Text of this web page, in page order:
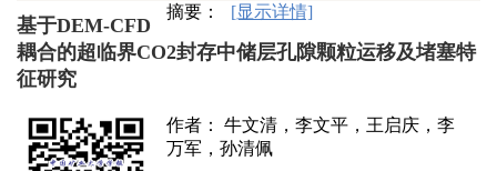
摘要：
[显示详情]
基于DEM-CFD
耦合的超临界CO2封存中储层孔隙颗粒运移及堵塞特
征研究
作者： 牛文清，李文平，王启庆，李
万军，孙清佩